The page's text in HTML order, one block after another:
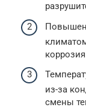
из-за
смены